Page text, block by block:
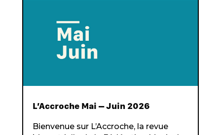
L’Accroche Mai – Juin 2026
Bienvenue sur L’Accroche, la revue